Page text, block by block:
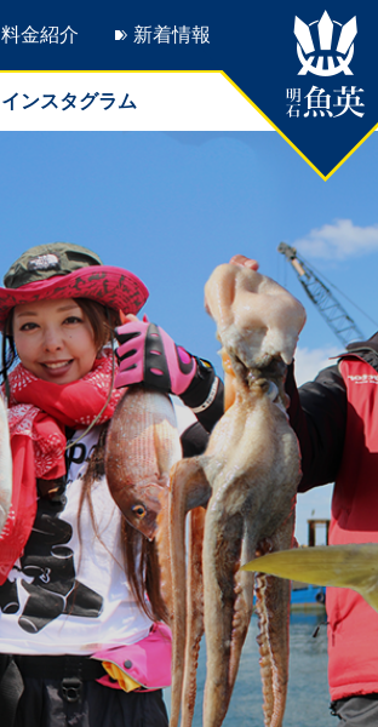
料金紹介 新着情報
インスタグラム